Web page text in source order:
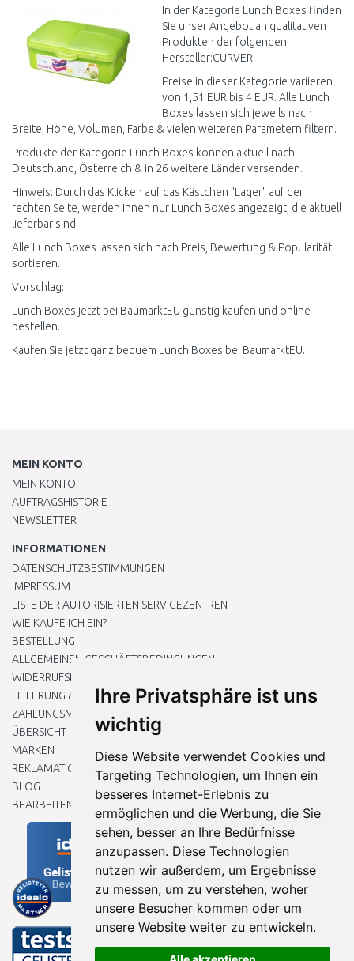
Ihre Privatsphäre ist uns
wichtig
Diese Website verwendet Cookies und
Targeting Technologien, um Ihnen ein
besseres Internet-Erlebnis zu
ermöglichen und die Werbung, die Sie
sehen, besser an Ihre Bedürfnisse
anzupassen. Diese Technologien
nutzen wir außerdem, um Ergebnisse
zu messen, um zu verstehen, woher
unsere Besucher kommen oder um
unsere Website weiter zu entwickeln.
Vergleichen
In der Kategorie Lunch Boxes finden
Sie unser Angebot an qualitativen
Produkten der folgenden
Hersteller:CURVER.
Preise in dieser Kategorie variieren
von 1,51 EUR bis 4 EUR. Alle Lunch
Boxes lassen sich jeweils nach
Breite, Höhe, Volumen, Farbe & vielen weiteren Parametern filtern.
Produkte der Kategorie Lunch Boxes können aktuell nach
Deutschland, Österreich & in 26 weitere Länder versenden.
Hinweis: Durch das Klicken auf das Kästchen "Lager" auf der
rechten Seite, werden Ihnen nur Lunch Boxes angezeigt, die aktuell
lieferbar sind.
Alle Lunch Boxes lassen sich nach Preis, Bewertung & Popularität
sortieren.
Vorschlag:
Lunch Boxes jetzt bei BaumarktEU günstig kaufen und online
bestellen.
Kaufen Sie jetzt ganz bequem Lunch Boxes bei BaumarktEU.
MEIN KONTO
MEIN KONTO
AUFTRAGSHISTORIE
NEWSLETTER
INFORMATIONEN
DATENSCHUTZBESTIMMUNGEN
IMPRESSUM
LISTE DER AUTORISIERTEN SERVICEZENTREN
WIE KAUFE ICH EIN?
BESTELLUNG
ALLGEMEINEN GESCHÄFTSBEDINGUNGEN
WIDERRUFSRECHT
LIEFERUNG & ZAHLUNG
ZAHLUNGSMETHODEN
ÜBERSICHT
MARKEN
REKLAMATIONEN UND RETOUREN
BLOG
BEARBEITEN SIE MEINE COOKIE-EINSTELLUNGEN